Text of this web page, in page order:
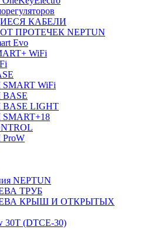
КАБЕЛИ
ПРОТЕЧЕК NEPTUN
Evo
WiFi
SMART WiFi
BASE
BASE LIGHT
SMART+18
ProW
NEPTUN
ТРУБ
КРЫШ И ОТКРЫТЫХ
30Т (DTCE-30)